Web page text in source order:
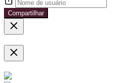
Compartilhar